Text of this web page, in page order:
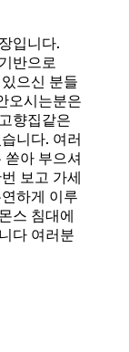
입니다.
반으로
으신 분들
오시는분은
향집같은
니다. 여러
아 부으셔
보고 가세
하게 이루
스 침대에
다 여러분